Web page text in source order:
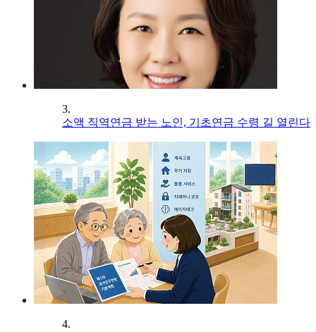
3.
소액 직역연금 받는 노인, 기초연금 수령 길 열린다
4.